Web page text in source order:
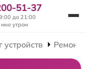
51-37
до 21:00
мне утром
устройств Ремонт